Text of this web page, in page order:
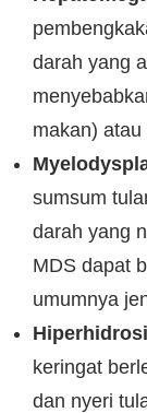
darah yang
makan)
sumsum
darah yang
MDS dapat
umumnya
keringat
dan nyeri